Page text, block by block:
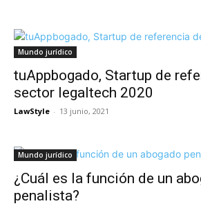
Mundo jurídico
tuAppbogado, Startup de
sector legaltech 2020
LawStyle - 13 junio, 2021
Mundo jurídico
¿Cuál es la función de un
penalista?